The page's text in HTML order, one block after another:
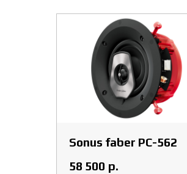
Sonus faber PC-562
58 500 р.